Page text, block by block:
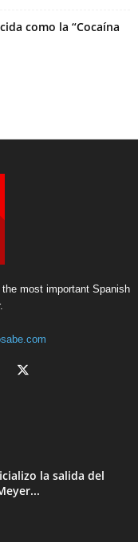
como la “Cocaína
most important Spanish
la salida del